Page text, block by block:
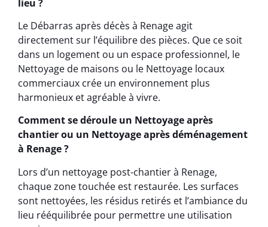
lieu ?
Le Débarras après décès à Renage agit
directement sur l’équilibre des pièces. Que ce soit
dans un logement ou un espace professionnel, le
Nettoyage de maisons ou le Nettoyage locaux
commerciaux crée un environnement plus
harmonieux et agréable à vivre.
Comment se déroule un Nettoyage après
chantier ou un Nettoyage après déménagement
à Renage ?
Lors d’un nettoyage post-chantier à Renage,
chaque zone touchée est restaurée. Les surfaces
sont nettoyées, les résidus retirés et l’ambiance du
lieu rééquilibrée pour permettre une utilisation